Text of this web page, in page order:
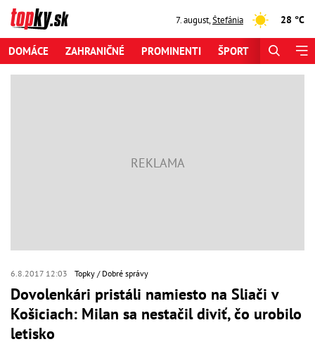
7. august,Štefánia 28 °C
DOMÁCE ZAHRANIČNÉ PROMINENTI ŠPORT
6.8.2017 12:03 Topky Dobré správy
Dovolenkári pristáli namiesto na Sliači v
Košiciach: Milan sa nestačil diviť, čo urobilo
letisko